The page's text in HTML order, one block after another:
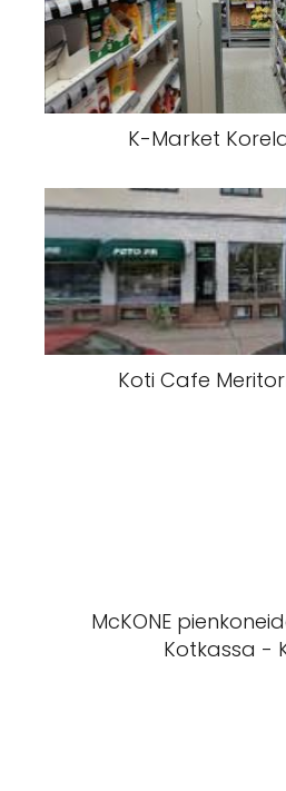
K-Market
Koti Cafe
McKONE
Kotkassa -